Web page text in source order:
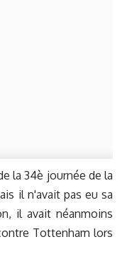
la 34è journée de la
il n'avait pas eu sa
il avait néanmoins
Tottenham lors